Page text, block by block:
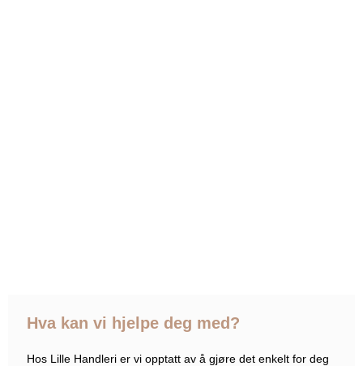
Hva kan vi hjelpe deg med?
Hos Lille Handleri er vi opptatt av å gjøre det enkelt for deg